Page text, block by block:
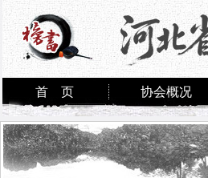
首 页 协会概况